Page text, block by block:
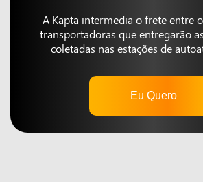
A Kapta intermedia o frete entre
transportadoras que entregarão
coletadas nas estações de
Eu Quero